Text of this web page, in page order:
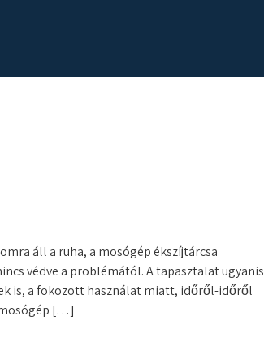
áll a ruha, a mosógép ékszíjtárcsa
védve a problémától. A tapasztalat ugyanis
is, a fokozott használat miatt, időről-időről
mosógép […]